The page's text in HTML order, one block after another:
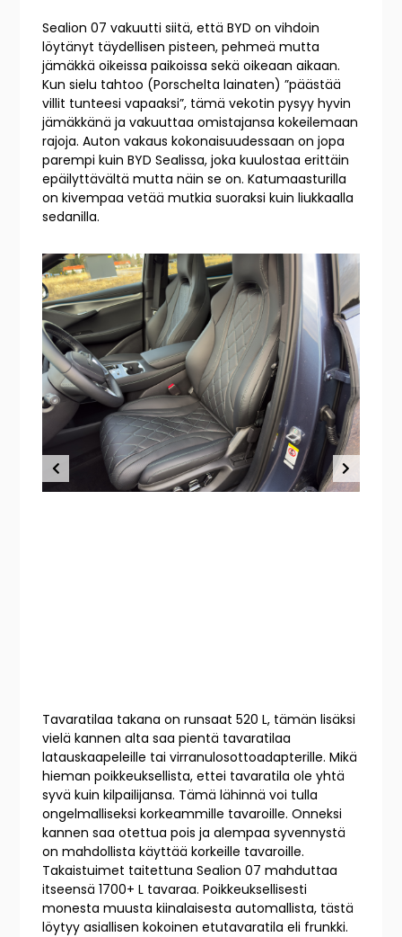
Sealion 07 vakuutti siitä, että BYD on vihdoin
löytänyt täydellisen pisteen, pehmeä mutta
jämäkkä oikeissa paikoissa sekä oikeaan aikaan.
Kun sielu tahtoo (Porschelta lainaten) ”päästää
villit tunteesi vapaaksi”, tämä vekotin pysyy hyvin
jämäkkänä ja vakuuttaa omistajansa kokeilemaan
rajoja. Auton vakaus kokonaisuudessaan on jopa
parempi kuin BYD Sealissa, joka kuulostaa erittäin
epäilyttävältä mutta näin se on. Katumaasturilla
on kivempaa vetää mutkia suoraksi kuin liukkaalla
sedanilla.
Tavaratilaa takana on runsaat 520 L, tämän lisäksi
vielä kannen alta saa pientä tavaratilaa
latauskaapeleille tai virranulosottoadapterille. Mikä
hieman poikkeuksellista, ettei tavaratila ole yhtä
syvä kuin kilpailijansa. Tämä lähinnä voi tulla
ongelmalliseksi korkeammille tavaroille. Onneksi
kannen saa otettua pois ja alempaa syvennystä
on mahdollista käyttää korkeille tavaroille.
Takaistuimet taitettuna Sealion 07 mahduttaa
itseensä 1700+ L tavaraa. Poikkeuksellisesti
monesta muusta kiinalaisesta automallista, tästä
löytyy asiallisen kokoinen etutavaratila eli frunkki.